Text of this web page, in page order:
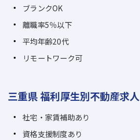
ブランクOK
離職率5％以下
平均年齢20代
リモートワーク可
三重県 福利厚生別不動産求人
社宅・家賃補助あり
資格支援制度あり